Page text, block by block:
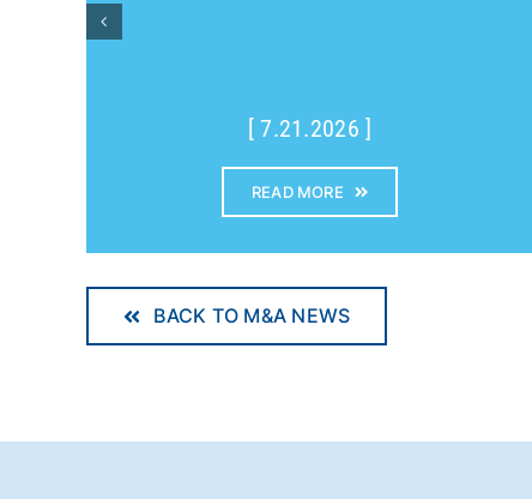
[ 7.21.2026 ]
READ MORE
BACK TO M&A NEWS